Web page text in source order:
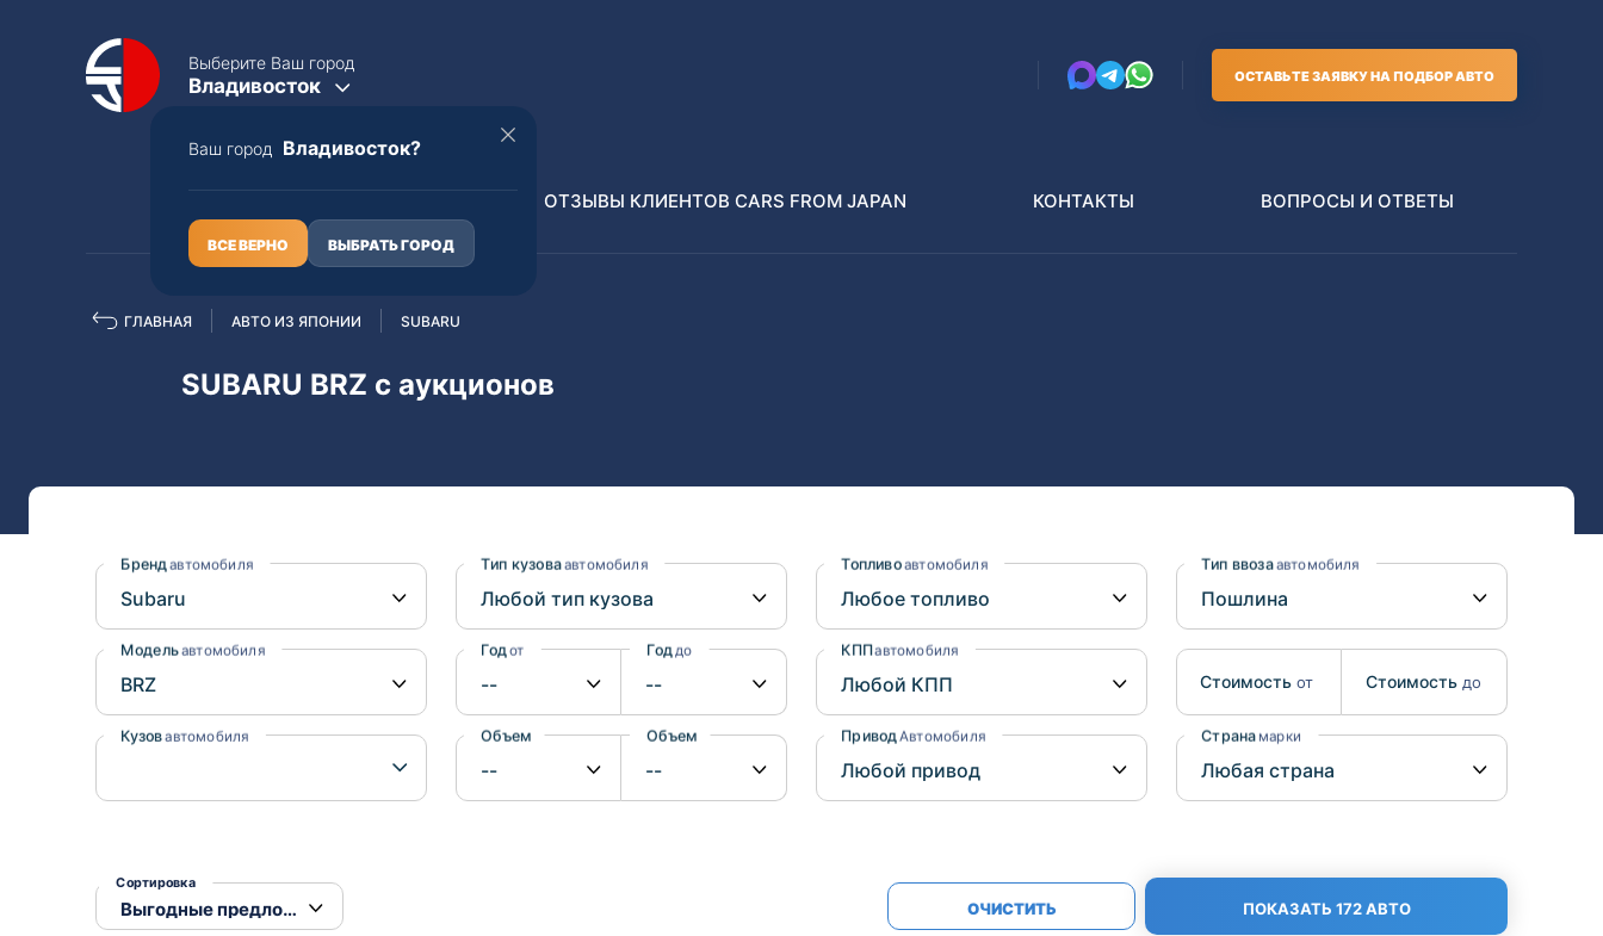
Выберите Ваш город
Владивосток
Ваш город Владивосток?
ВСЕ ВЕРНО ВЫБРАТЬ ГОРОД
ОСТАВЬТЕ ЗАЯВКУ НА ПОДБОР АВТО
Полная пошлина
Nissan
Suzuki
Subaru
Mercedes-Benz
Nissan
Mazda
Mitsubishi
Subaru
Suzuki
Lexus
BMW
Audi
Nissan
Mitsubishi
Isuzu
Hino
ОТЗЫВЫ КЛИЕНТОВ CARS FROM JAPAN КОНТАКТЫ ВОПРОСЫ И ОТВЕТЫ
ГЛАВНАЯ АВТО ИЗ ЯПОНИИ SUBARU
SUBARU BRZ с аукционов
Бренд автомобиля
Модельавтомобиля
Кузовавтомобиля
Тип кузоваавтомобиля
Год от Год до
Объем от Объем до
Топливоавтомобиля
КППавтомобиля
Привод Автомобиля
Тип ввозаавтомобиля
Стоимость от Стоимость до
Страна марки
Сортировка
ОЧИСТИТЬ ПОКАЗАТЬ 172 АВТО